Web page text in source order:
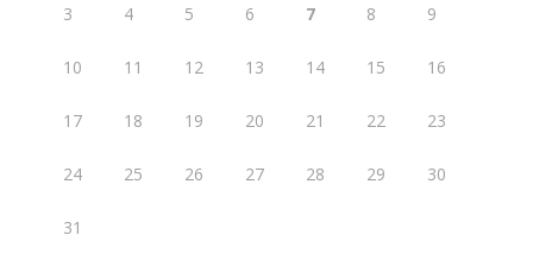
3 4 5 6 7 8 9
10 11 12 13 14 15 16
17 18 19 20 21 22 23
24 25 26 27 28 29 30
31